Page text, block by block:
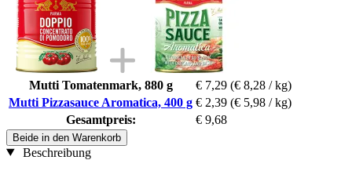
Mutti Tomatenmark, 880 g € 7,29 (€ 8,28 / kg)
Mutti Pizzasauce Aromatica, 400 g € 2,39 (€ 5,98 / kg)
Gesamtpreis:
€ 9,68
Beide in den Warenkorb
Beschreibung